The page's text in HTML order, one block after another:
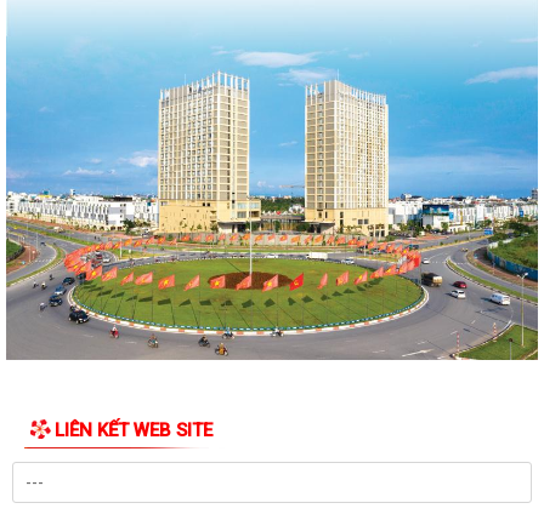
LIÊN KẾT WEB SITE